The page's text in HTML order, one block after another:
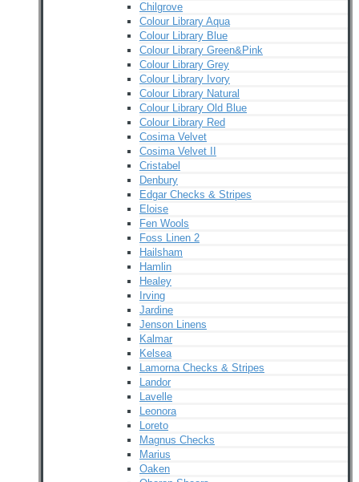
Chilgrove
Colour Library Aqua
Colour Library Blue
Colour Library Green&Pink
Colour Library Grey
Colour Library Ivory
Colour Library Natural
Colour Library Old Blue
Colour Library Red
Cosima Velvet
Cosima Velvet II
Cristabel
Denbury
Edgar Checks & Stripes
Eloise
Fen Wools
Foss Linen 2
Hailsham
Hamlin
Healey
Irving
Jardine
Jenson Linens
Kalmar
Kelsea
Lamorna Checks & Stripes
Landor
Lavelle
Leonora
Loreto
Magnus Checks
Marius
Oaken